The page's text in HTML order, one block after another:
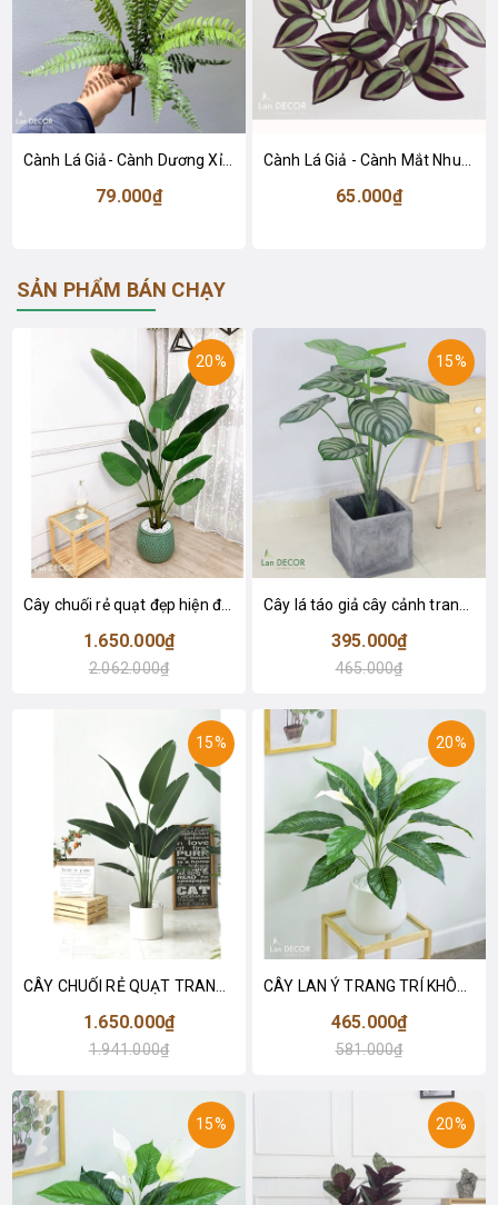
Cành Lá Giả- Cành Dương Xỉ Giả Decor Tiểu Cảnh (46cm)- HC1446
79.000₫ 65.000₫
SẢN PHẨM BÁN CHẠY
20%
Cây chuối rẻ quạt đẹp hiện đại trang trí 1m8 - LC3019 (Gồm 12 lá)
1.650.000₫
2.062.000₫
15%
395.000₫
465.000₫
15%
1.650.000₫
1.941.000₫
20%
465.000₫
581.000₫
15% 20%